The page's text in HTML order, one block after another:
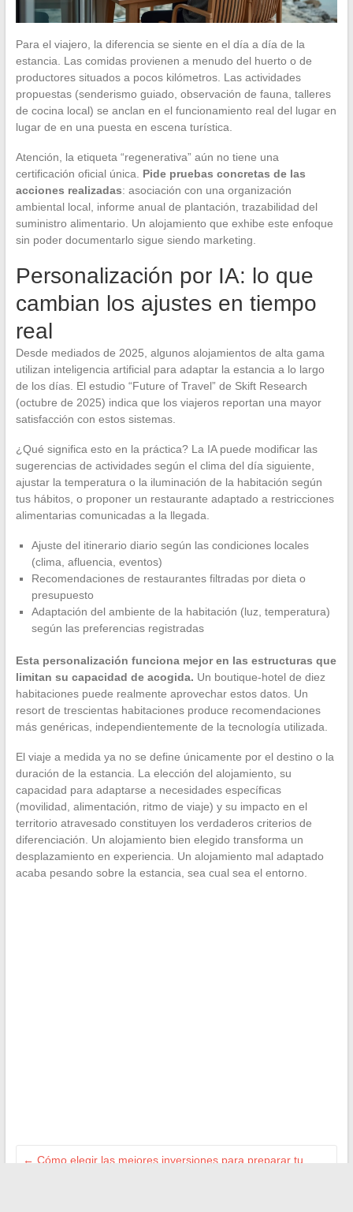
Para el viajero, la diferencia se siente en el día a día de la
estancia. Las comidas provienen a menudo del huerto o de
productores situados a pocos kilómetros. Las actividades
propuestas (senderismo guiado, observación de fauna, talleres
de cocina local) se anclan en el funcionamiento real del lugar en
lugar de en una puesta en escena turística.
Atención, la etiqueta “regenerativa” aún no tiene una
certificación oficial única. Pide pruebas concretas de las
acciones realizadas: asociación con una organización
ambiental local, informe anual de plantación, trazabilidad del
suministro alimentario. Un alojamiento que exhibe este enfoque
sin poder documentarlo sigue siendo marketing.
Personalización por IA: lo que
cambian los ajustes en tiempo
real
Desde mediados de 2025, algunos alojamientos de alta gama
utilizan inteligencia artificial para adaptar la estancia a lo largo
de los días. El estudio “Future of Travel” de Skift Research
(octubre de 2025) indica que los viajeros reportan una mayor
satisfacción con estos sistemas.
¿Qué significa esto en la práctica? La IA puede modificar las
sugerencias de actividades según el clima del día siguiente,
ajustar la temperatura o la iluminación de la habitación según
tus hábitos, o proponer un restaurante adaptado a restricciones
alimentarias comunicadas a la llegada.
Ajuste del itinerario diario según las condiciones locales
(clima, afluencia, eventos)
Recomendaciones de restaurantes filtradas por dieta o
presupuesto
Adaptación del ambiente de la habitación (luz, temperatura)
según las preferencias registradas
Esta personalización funciona mejor en las estructuras que
limitan su capacidad de acogida. Un boutique-hotel de diez
habitaciones puede realmente aprovechar estos datos. Un
resort de trescientas habitaciones produce recomendaciones
más genéricas, independientemente de la tecnología utilizada.
El viaje a medida ya no se define únicamente por el destino o la
duración de la estancia. La elección del alojamiento, su
capacidad para adaptarse a necesidades específicas
(movilidad, alimentación, ritmo de viaje) y su impacto en el
territorio atravesado constituyen los verdaderos criterios de
diferenciación. Un alojamiento bien elegido transforma un
desplazamiento en experiencia. Un alojamiento mal adaptado
acaba pesando sobre la estancia, sea cual sea el entorno.
← Cómo elegir las mejores inversiones para preparar tu